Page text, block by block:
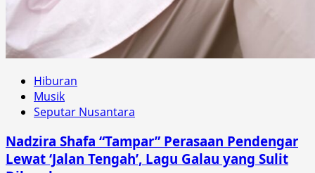
Hiburan
Musik
Seputar Nusantara
Nadzira Shafa “Tampar” Perasaan Pendengar
Lewat ‘Jalan Tengah’, Lagu Galau yang Sulit